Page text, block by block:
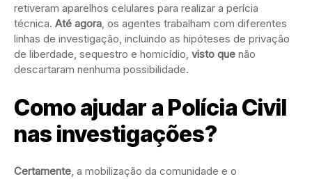
retiveram aparelhos celulares para realizar a perícia
técnica. Até agora, os agentes trabalham com diferentes
linhas de investigação, incluindo as hipóteses de privação
de liberdade, sequestro e homicídio, visto que não
descartaram nenhuma possibilidade.
Como ajudar a Polícia Civil
nas investigações?
Certamente, a mobilização da comunidade e o